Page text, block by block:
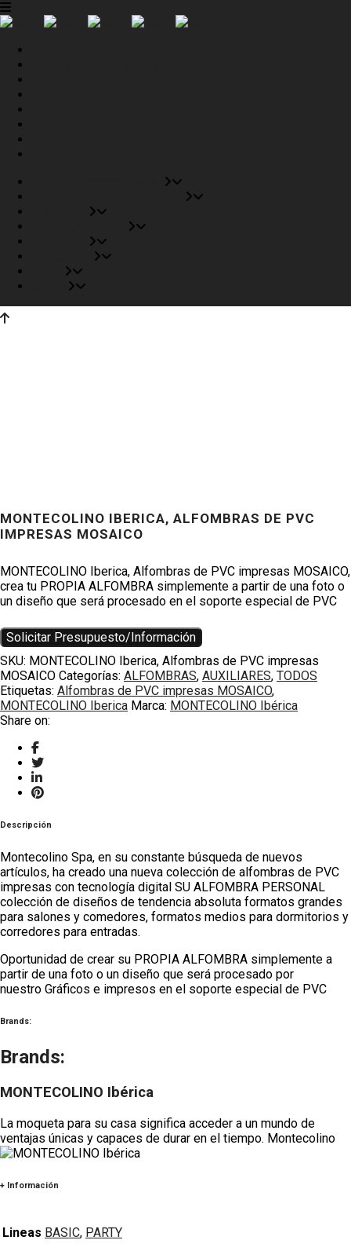
Productos
MONTECOLINO IBERICA, ALFOMBRAS DE PVC
IMPRESAS MOSAICO
MONTECOLINO Iberica, Alfombras de PVC impresas MOSAICO,
crea tu PROPIA ALFOMBRA simplemente a partir de una foto o
un diseño que será procesado en el soporte especial de PVC
Solicitar Presupuesto/Información
SKU: MONTECOLINO Iberica, Alfombras de PVC impresas
MOSAICO Categorías: ALFOMBRAS, AUXILIARES, TODOS
Etiquetas: Alfombras de PVC impresas MOSAICO,
MONTECOLINO Iberica Marca: MONTECOLINO Ibérica
Share on:
Descripción
Montecolino Spa, en su constante búsqueda de nuevos
artículos, ha creado una nueva colección de alfombras de PVC
impresas con tecnología digital SU ALFOMBRA PERSONAL
colección de diseños de tendencia absoluta formatos grandes
para salones y comedores, formatos medios para dormitorios y
corredores para entradas.
Oportunidad de crear su PROPIA ALFOMBRA simplemente a
partir de una foto o un diseño que será procesado por
nuestro Gráficos e impresos en el soporte especial de PVC
Brands:
Brands:
MONTECOLINO Ibérica
La moqueta para su casa significa acceder a un mundo de
ventajas únicas y capaces de durar en el tiempo. Montecolino
+ Información
Lineas BASIC, PARTY